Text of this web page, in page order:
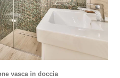
vasca in doccia